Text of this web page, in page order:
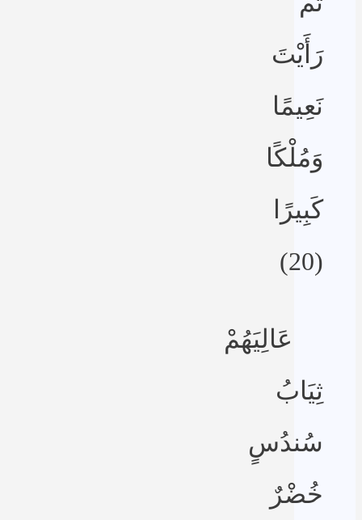
رَأَيْتَ
نَعِيمًا
وَمُلْكًا
كَبِيرًا
(20)
عَالِيَهُمْ
ثِيَابُ
سُندُسٍ
خُضْرٌ